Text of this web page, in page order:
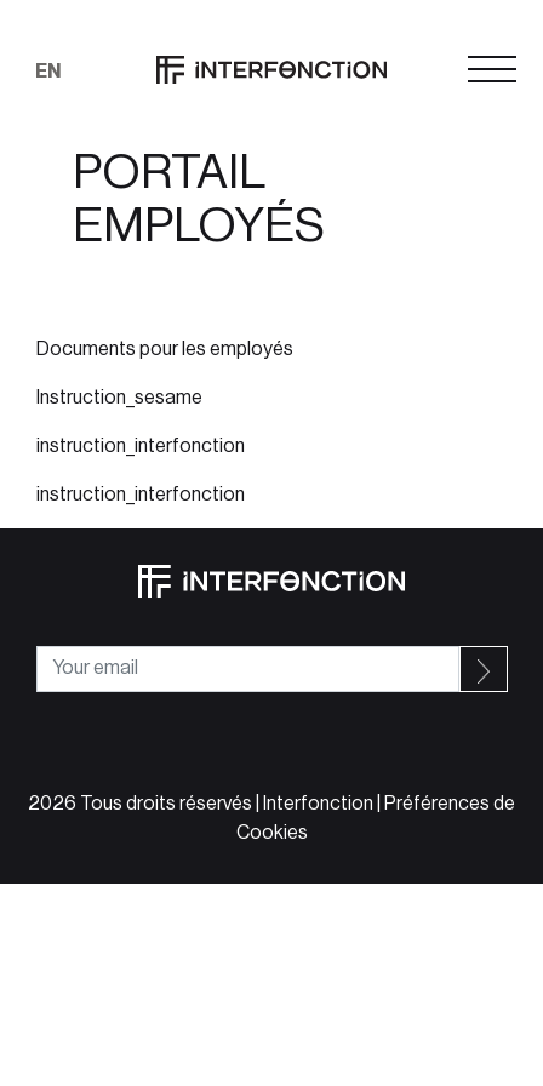
EN
PORTAIL
EMPLOYÉS
Documents pour les employés
Instruction_sesame
instruction_interfonction
instruction_interfonction
2026 Tous droits réservés | Interfonction |
Préférences de
Cookies